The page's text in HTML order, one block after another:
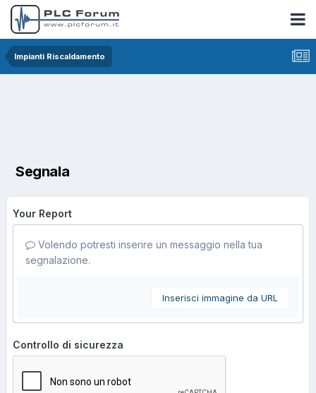
Impianti Riscaldamento
Segnala
Your Report
Volendo potresti inserire un messaggio nella tua
segnalazione.
Inserisci immagine da URL
Controllo di sicurezza